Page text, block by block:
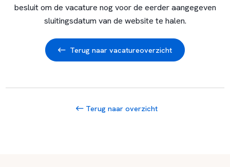
besluit om de vacature nog voor de eerder aangegeven
sluitingsdatum van de website te halen.
Terug naar vacatureoverzicht
Terug naar overzicht